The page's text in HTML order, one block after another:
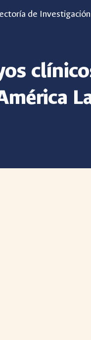
Skip to main content
de Investigación